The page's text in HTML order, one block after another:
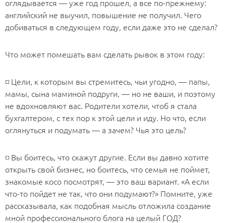
оглядывается — уже год прошел, а все по-прежнему:
английский не выучил, повышение не получил. Чего
добиваться в следующем году, если даже это не сделал?
Что может помешать вам сделать рывок в этом году:
◽️ Цели, к которым вы стремитесь, чьи угодно, — папы,
мамы, сына маминой подруги, — но не ваши, и поэтому
не вдохновляют вас. Родители хотели, чтоб я стала
бухгалтером, с тех пор к этой цели и иду. Но что, если
оглянуться и подумать — а зачем? Чья это цель?
◽️ Вы боитесь, что скажут другие. Если вы давно хотите
открыть свой бизнес, но боитесь, что семья не поймет,
знакомые косо посмотрят, — это ваш вариант. «А если
что-то пойдет не так, что они подумают?» Помните, уже
рассказывала, как подобная мысль отложила создание
мной профессионального блога на целый ГОД?